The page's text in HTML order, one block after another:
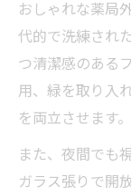
おしゃれな薬局
代的で洗練され
つ清潔感のある
用、緑を取り入
を両立させます。
また、夜間でも
ガラス張りで開